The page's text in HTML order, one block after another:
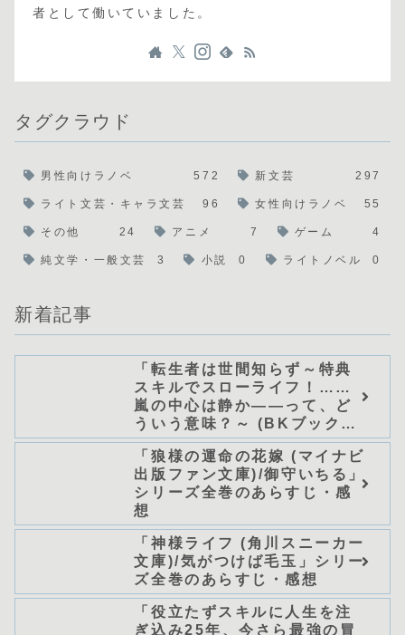
者として働いていました。
タグクラウド
男性向けラノベ 572 新文芸 297
ライト文芸・キャラ文芸 96 女性向けラノベ 55
その他 24 アニメ 7 ゲーム 4
純文学・一般文芸 3 小説 0 ライトノベル 0
新着記事
「転生者は世間知らず～特典
スキルでスローライフ！……
嵐の中心は静か――って、ど
ういう意味？～ (BKブック
ス)/唖鳴蝉」シリーズ全巻のあ
らすじ・感想
「狼様の運命の花嫁 (マイナビ
出版ファン文庫)/御守いちる」
シリーズ全巻のあらすじ・感
想
「神様ライフ (角川スニーカー
文庫)/気がつけば毛玉」シリー
ズ全巻のあらすじ・感想
「役立たずスキルに人生を注
ぎ込み25年、今さら最強の冒